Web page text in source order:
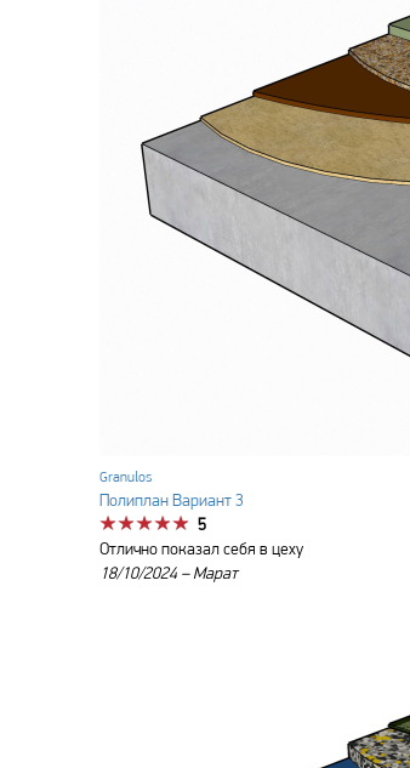
Granulos
Полиплан Вариант 3
5
Отлично показал себя в цеху
18/10/2024 –Марат